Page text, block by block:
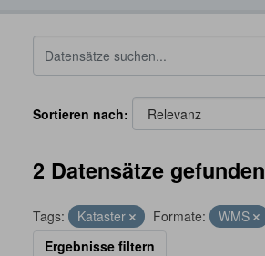
Sortieren nach
2 Datensätze gefunden
Tags: Kataster Formate: WMS
Ergebnisse filtern